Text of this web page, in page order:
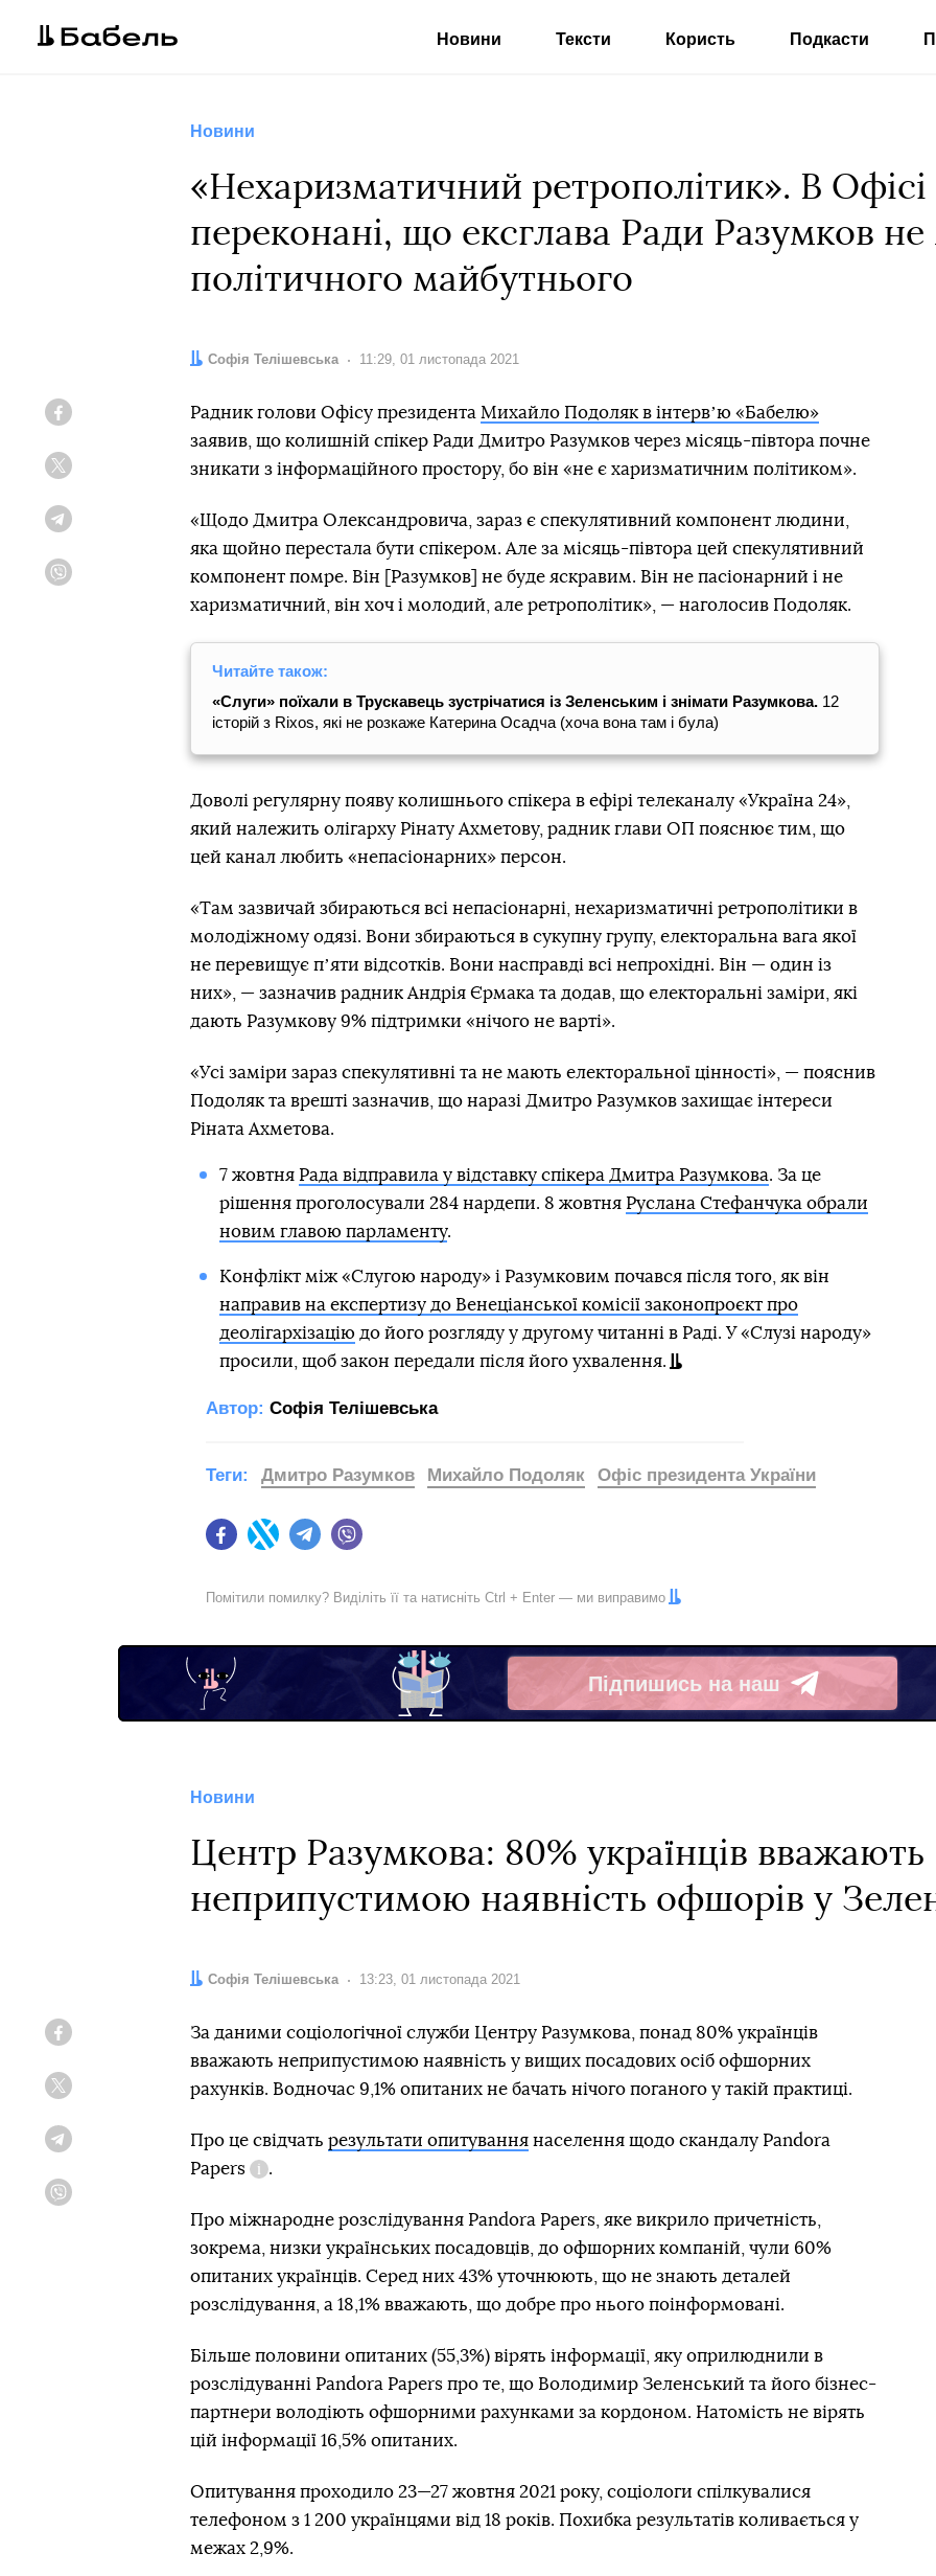
Новини Тексти Користь Подкасти
Новини
«Нехаризматичний ретрополітик». В
переконані, що ексглава Ради Разумков не
політичного майбутнього
Автор:
Софія Телішевська Дата:
11:29, 01 листопада 2021
Радник голови Офісу президента Михайло Подоляк в інтервʼю «Бабелю»
заявив, що колишній спікер Ради Дмитро Разумков через місяць-півтора почне
зникати з інформаційного простору, бо він «не є харизматичним політиком».
«Щодо Дмитра Олександровича, зараз є спекулятивний компонент людини,
яка щойно перестала бути спікером. Але за місяць-півтора цей спекулятивний
компонент помре. Він [Разумков] не буде яскравим. Він не пасіонарний і не
харизматичний, він хоч і молодий, але ретрополітик», — наголосив Подоляк.
Читайте також:
«Слуги» поїхали в Трускавець зустрічатися із Зеленським і знімати Разумкова. 12
історій з Rixos, які не розкаже Катерина Осадча (хоча вона там і була)
Доволі регулярну появу колишнього спікера в ефірі телеканалу «Україна 24»,
який належить олігарху Рінату Ахметову, радник глави ОП пояснює тим, що
цей канал любить «непасіонарних» персон.
«Там зазвичай збираються всі непасіонарні, нехаризматичні ретрополітики в
молодіжному одязі. Вони збираються в сукупну групу, електоральна вага якої
не перевищує пʼяти відсотків. Вони насправді всі непрохідні. Він — один із
них», — зазначив радник Андрія Єрмака та додав, що електоральні заміри, які
дають Разумкову 9% підтримки «нічого не варті».
«Усі заміри зараз спекулятивні та не мають електоральної цінності», — пояснив
Подоляк та врешті зазначив, що наразі Дмитро Разумков захищає інтереси
Ріната Ахметова.
7 жовтня Рада відправила у відставку спікера Дмитра Разумкова. За це
рішення проголосували 284 нардепи. 8 жовтня Руслана Стефанчука обрали
новим главою парламенту.
Конфлікт між «Слугою народу» і Разумковим почався після того, як він
направив на експертизу до Венеціанської комісії законопроєкт про
деолігархізаціюдо його розгляду у другому читанні в Раді. У «Слузі народу»
просили, щоб закон передали після його ухвалення.
Автор: Софія Телішевська
FacebookTwitter Telegram
Теги: Дмитро Разумков Михайло Подоляк Офіс президента України
Помітили помилку? Виділіть її та натисніть Ctrl + Enter — ми виправимо
Підпишись на наш
Telegram
Новини
Центр Разумкова: 80% українців вважають
неприпустимою наявність офшорів у
Автор:
Софія Телішевська Дата:
13:23, 01 листопада 2021
За даними соціологічної служби Центру Разумкова, понад 80% українців
вважають неприпустимою наявність у вищих посадових осіб офшорних
рахунків. Водночас 9,1% опитаних не бачать нічого поганого у такій практиці.
Про це свідчать результати опитування населення щодо скандалу Pandora
Papers
Довідка
.
Про міжнародне розслідування Pandora Papers, яке викрило причетність,
зокрема, низки українських посадовців, до офшорних компаній, чули 60%
опитаних українців. Серед них 43% уточнюють, що не знають деталей
розслідування, а 18,1% вважають, що добре про нього поінформовані.
Більше половини опитаних (55,3%) вірять інформації, яку оприлюднили в
розслідуванні Pandora Papers про те, що Володимир Зеленський та його бізнес-
партнери володіють офшорними рахунками за кордоном. Натомість не вірять
цій інформації 16,5% опитаних.
Опитування проходило 23—27 жовтня 2021 року, соціологи спілкувалися
телефоном з 1 200 українцями від 18 років. Похибка результатів коливається у
межах 2,9%.